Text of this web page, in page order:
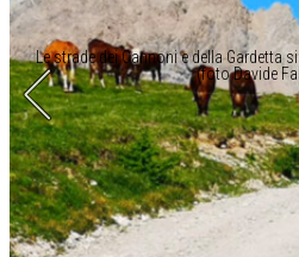
Le strade dei Cannoni e della Gardetta
(foto Davide